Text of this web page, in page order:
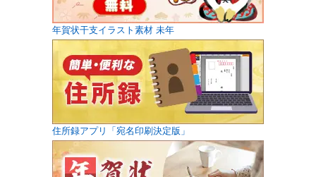
年賀状干支イラスト素材 未年
住所録アプリ「宛名印刷決定版」